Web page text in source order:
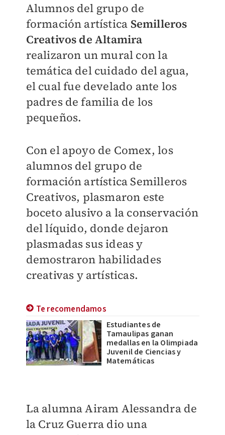
Alumnos del grupo de
formación artística Semilleros
Creativos de Altamira
realizaron un mural con la
temática del cuidado del agua,
el cual fue develado ante los
padres de familia de los
pequeños.
Con el apoyo de Comex, los
alumnos del grupo de
formación artística Semilleros
Creativos, plasmaron este
boceto alusivo a la conservación
del líquido, donde dejaron
plasmadas sus ideas y
demostraron habilidades
creativas y artísticas.
Te recomendamos
Estudiantes de
Tamaulipas ganan
medallas en la Olimpiada
Juvenil de Ciencias y
Matemáticas
La alumna Airam Alessandra de
la Cruz Guerra dio una